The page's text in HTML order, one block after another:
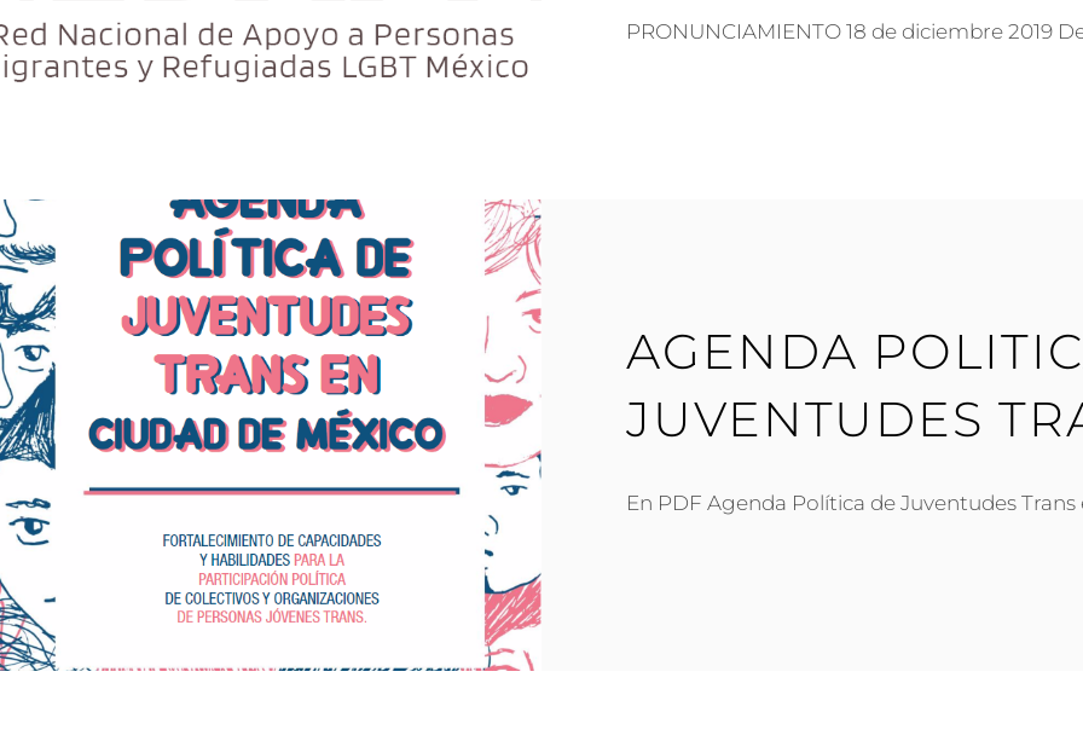
PRONUNCIAMIENTO 18 de diciembre 2019
AGENDA
JUVENTUDES
En PDF Agenda Política de Juventudes Trans